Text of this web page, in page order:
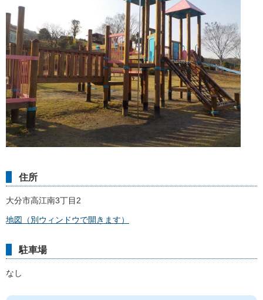
住所
大分市高江南3丁目2
地図（別ウィンドウで開きます）
駐車場
なし